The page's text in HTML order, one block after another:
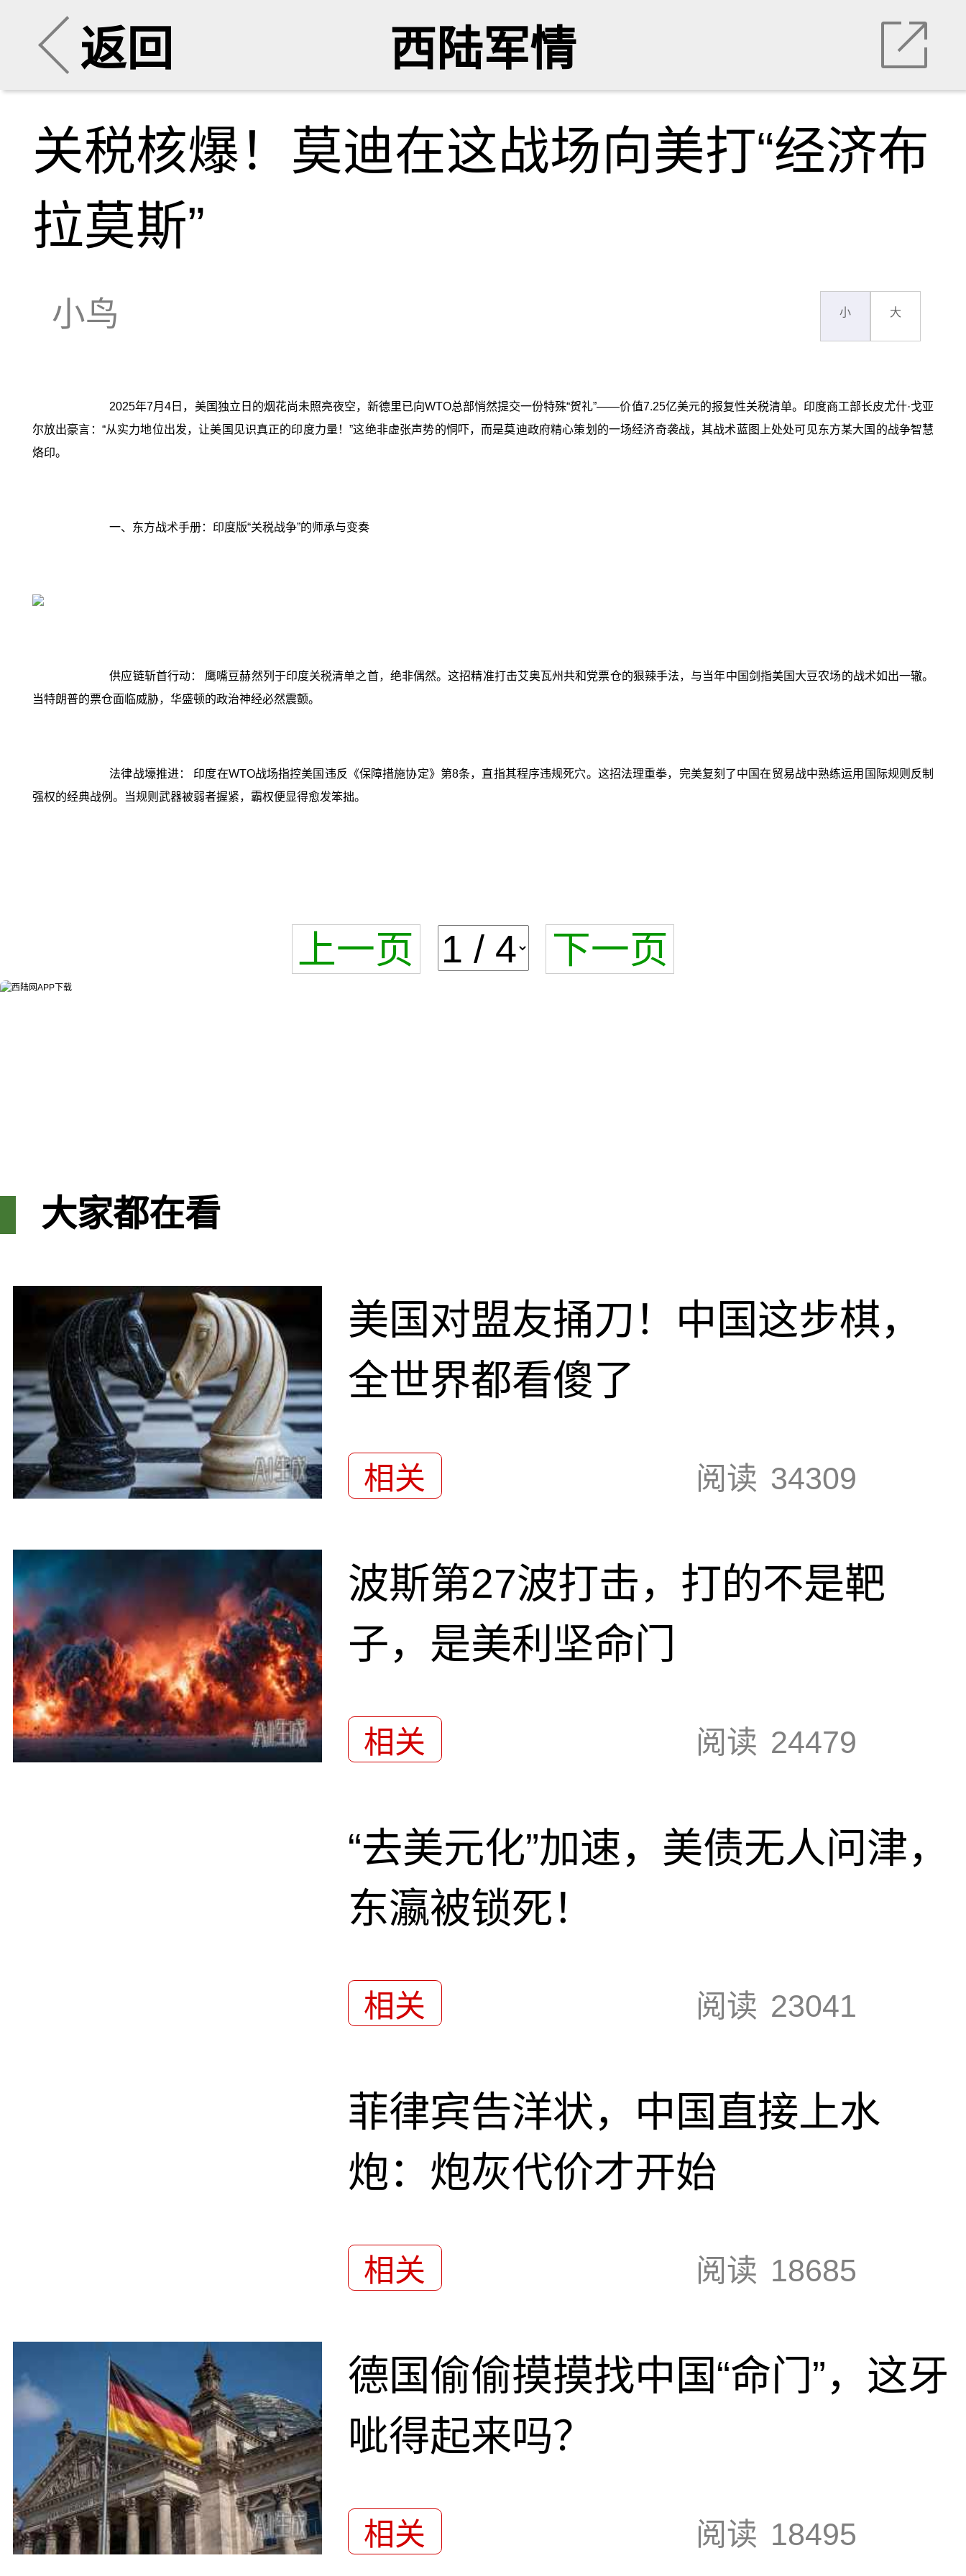
返回 西陆军情
关税核爆！莫迪在这战场向美打“经济布
拉莫斯”
小鸟 小 大
2025年7月4日，美国独立日的烟花尚未照亮夜空，新德里已向WTO总部悄然提交一份特殊“贺礼”——价值7.25亿美元的报复性关税清单。印度商工部长皮尤什·戈亚
尔放出豪言：“从实力地位出发，让美国见识真正的印度力量！”这绝非虚张声势的恫吓，而是莫迪政府精心策划的一场经济奇袭战，其战术蓝图上处处可见东方某大国的战争智慧
烙印。
一、东方战术手册：印度版“关税战争”的师承与变奏
供应链斩首行动： 鹰嘴豆赫然列于印度关税清单之首，绝非偶然。这招精准打击艾奥瓦州共和党票仓的狠辣手法，与当年中国剑指美国大豆农场的战术如出一辙。
当特朗普的票仓面临威胁，华盛顿的政治神经必然震颤。
法律战壕推进： 印度在WTO战场指控美国违反《保障措施协定》第8条，直指其程序违规死穴。这招法理重拳，完美复刻了中国在贸易战中熟练运用国际规则反制
强权的经典战例。当规则武器被弱者握紧，霸权便显得愈发笨拙。
上一页 下一页
大家都在看
美国对盟友捅刀！中国这步棋，
全世界都看傻了
相关 阅读 34309
波斯第27波打击，打的不是靶
子，是美利坚命门
相关 阅读 24479
“去美元化”加速，美债无人问津，
东瀛被锁死！
相关 阅读 23041
菲律宾告洋状，中国直接上水
炮：炮灰代价才开始
相关 阅读 18685
德国偷偷摸摸找中国“命门”，这牙
呲得起来吗？
相关 阅读 18495